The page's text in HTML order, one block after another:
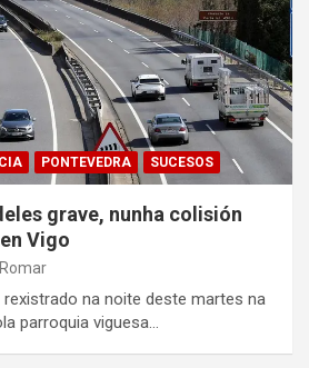
PONTEVEDRA SUCESOS
grave, nunha colisión
Vigo
na noite deste martes na
parroquia viguesa…